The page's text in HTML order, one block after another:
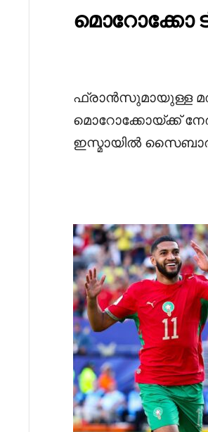
മൊറോക്കോ
ഫ്രാൻസുമായുള്ള
മൊറോക്കോയ്ക്ക്
ഇസ്മായിൽ